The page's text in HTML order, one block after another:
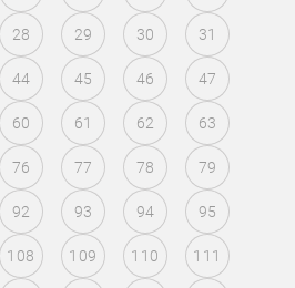
28 29 30 31
44 45 46 47
60 61 62 63
76 77 78 79
92 93 94 95
108 109 110 111